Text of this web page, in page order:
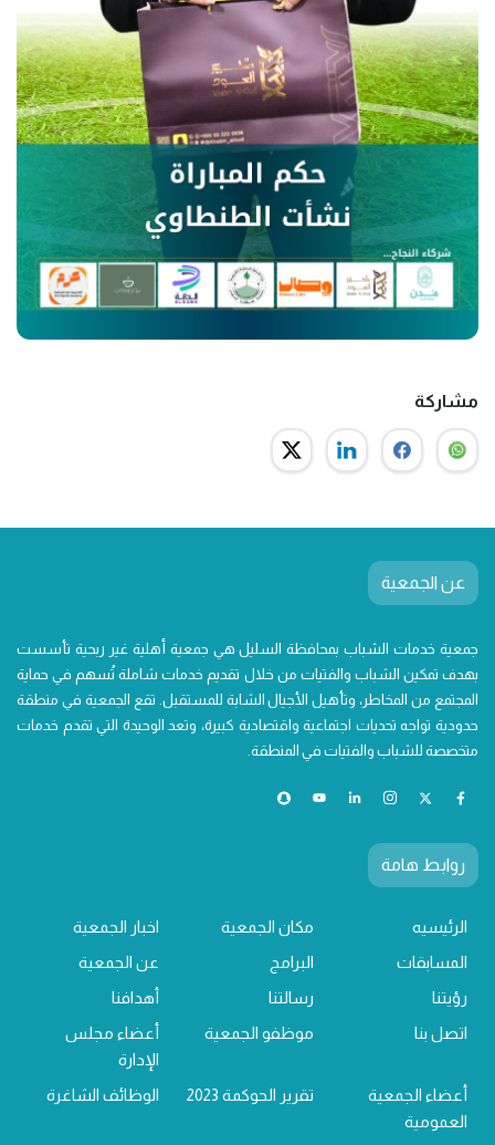
مشاركة
عن الجمعية
جمعية خدمات الشباب بمحافظة السليل هي جمعية أهلية غير ربحية تأسست
بهدف تمكين الشباب والفتيات من خلال تقديم خدمات شاملة تُسهم في حماية
المجتمع من المخاطر، وتأهيل الأجيال الشابة للمستقبل. تقع الجمعية في منطقة
حدودية تواجه تحديات اجتماعية واقتصادية كبيرة، وتعد الوحيدة التي تقدم خدمات
متخصصة للشباب والفتيات في المنطقة.
روابط هامة
الرئيسيه مكان الجمعية
اخبار الجمعية
المسابقات
البرامج
عن الجمعية
رؤيتنا
رسالتنا
أهدافنا
اتصل بنا
موظفو الجمعية
أعضاء مجلس
الإدارة
أعضاء الجمعية
العمومية
تقرير الحوكمة 2023 الوظائف الشاغرة